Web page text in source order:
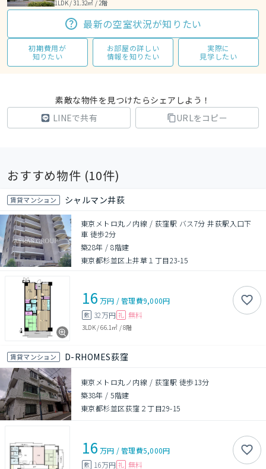
1LDK / 31.32㎡ / 2階
最新の空室状況が知りたい
初期費用が
知りたい
お部屋の詳しい
情報を知りたい
実際に
見学したい
素敵な物件を見つけたらシェアしよう！
LINEで共有
URLをコピー
おすすめ物件 (10件)
賃貸マンション シャルマン井荻
東京メトロ丸ノ内線 / 荻窪駅 バス7分 井荻駅入口下
車 徒歩2分
築28年 /8階建
東京都杉並区上井草１丁目23-15
16 万円 /管理費9,000円
敷 32万円 礼 無料
3LDK/66.1㎡ /8階
賃貸マンション D-RHOMES荻窪
東京メトロ丸ノ内線 / 荻窪駅 徒歩13分
築38年 /5階建
東京都杉並区荻窪２丁目29-15
16 万円 /管理費5,000円
敷 16万円 礼 無料